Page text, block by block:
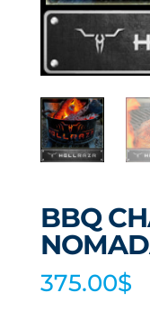
BBQ
375.00$